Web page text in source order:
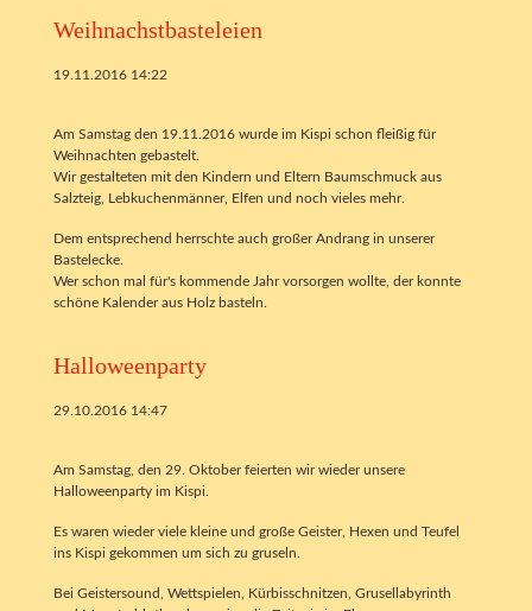
Weihnachstbasteleien
19.11.2016 14:22
Am Samstag den 19.11.2016 wurde im Kispi schon fleißig für
Weihnachten gebastelt.
Wir gestalteten mit den Kindern und Eltern Baumschmuck aus
Salzteig, Lebkuchenmänner, Elfen und noch vieles mehr.
Dem entsprechend herrschte auch großer Andrang in unserer
Bastelecke.
Wer schon mal für's kommende Jahr vorsorgen wollte, der konnte
schöne Kalender aus Holz basteln.
Halloweenparty
29.10.2016 14:47
Am Samstag, den 29. Oktober feierten wir wieder unsere
Halloweenparty im Kispi.
Es waren wieder viele kleine und große Geister, Hexen und Teufel
ins Kispi gekommen um sich zu gruseln.
Bei Geistersound, Wettspielen, Kürbisschnitzen, Grusellabyrinth